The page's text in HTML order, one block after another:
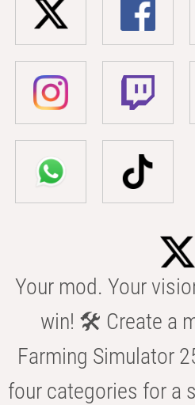
Your mod. Your
win! 🛠️ Create a
Farming Simulator
four categories for a